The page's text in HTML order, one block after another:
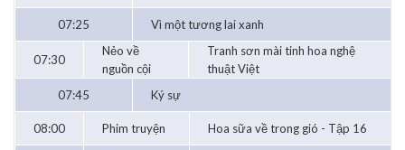
07:25 Vì một tương lai xanh
07:30
Nẻo về
nguồn cội
Tranh sơn mài tinh hoa nghệ
thuật Việt
07:45
Ký sự
08:00 Phim truyện Hoa sữa về trong gió - Tập 16